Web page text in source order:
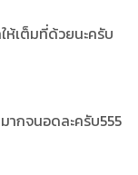
ห้เต็มที่ด้วยนะครับ
ากจนอดละครับ555